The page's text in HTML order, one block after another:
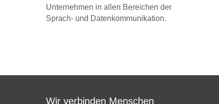
Unternehmen in allen Bereichen der
Sprach- und Datenkommunikation.
Wir verbinden Menschen